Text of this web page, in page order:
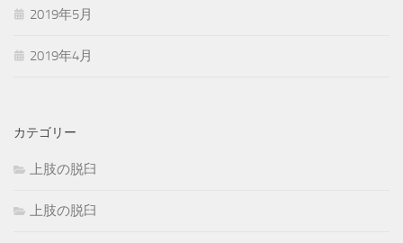
2019年5月
2019年4月
カテゴリー
上肢の脱臼
上肢の脱臼